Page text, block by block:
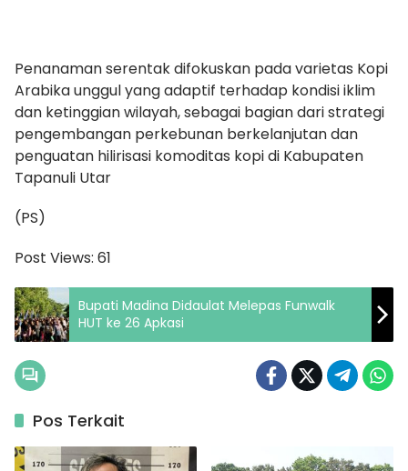
Penanaman serentak difokuskan pada varietas Kopi
Arabika unggul yang adaptif terhadap kondisi iklim
dan ketinggian wilayah, sebagai bagian dari strategi
pengembangan perkebunan berkelanjutan dan
penguatan hilirisasi komoditas kopi di Kabupaten
Tapanuli Utar
(PS)
Post Views: 61
Bupati Madina Didaulat Melepas Funwalk
HUT ke 26 Apkasi
Pos Terkait